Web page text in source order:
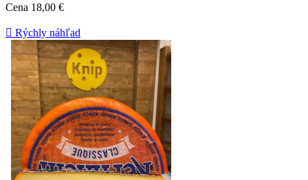
Cena 18,00 €
 Rýchly náhľad